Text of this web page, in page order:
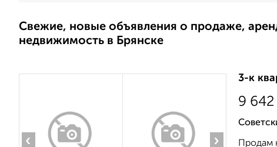
Свежие, новые объявления о продаже,
недвижимость в Брянске
‹ ›
3-к
9 642
Продам